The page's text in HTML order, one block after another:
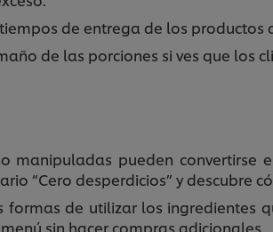
de entrega de los
de las porciones si ves que los
manipuladas pueden convertirse
“Cero desperdicios” y descubre
formas de utilizar los ingredientes
sin hacer compras adicionales.